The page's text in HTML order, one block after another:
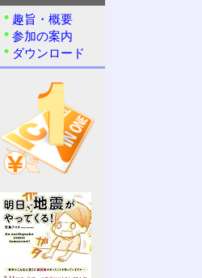
趣旨・概要
参加の案内
ダウンロード